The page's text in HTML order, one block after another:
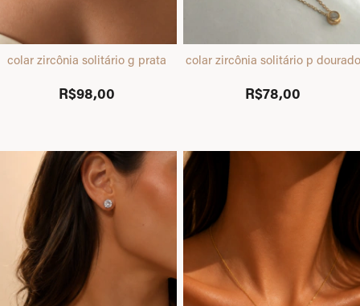
colar zircônia solitário g prata
R$98,00
colar zircônia solitário p dourado
R$78,00